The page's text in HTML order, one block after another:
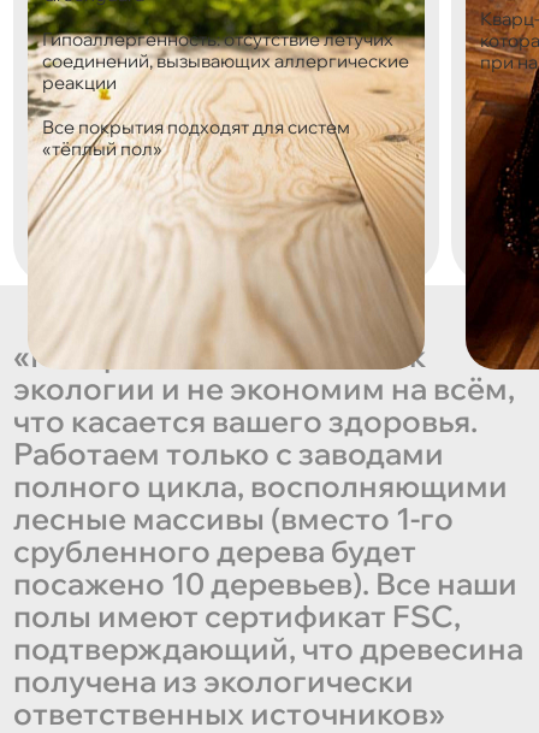
Гипоаллергенность: отсутствие летучих
соединений, вызывающих аллергические
реакции
Все покрытия подходят для систем
«тёплый пол»
при
«Мы трепетно относимся к
экологии и не экономим на всём,
что касается вашего здоровья.
Работаем только с заводами
полного цикла, восполняющими
лесные массивы (вместо 1-го
срубленного дерева будет
посажено 10 деревьев). Все наши
полы имеют сертификат FSC,
подтверждающий, что древесина
получена из экологически
ответственных источников»